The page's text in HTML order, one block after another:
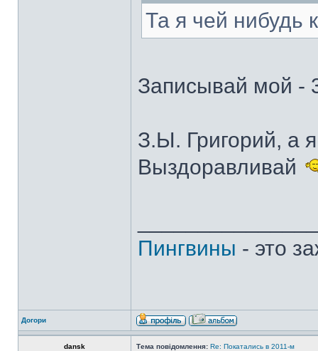
Та я чей нибудь
Записывай мой -
З.Ы. Григорий, а
Выздоравливай
Пингвины - это
Догори
dansk Тема повідомлення: Re: Покатались в 2011-м